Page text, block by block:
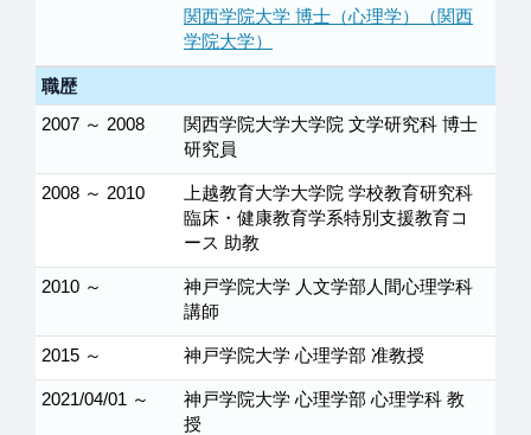
関西学院大学 博士（心理学）（関西
学院大学）
職歴
2007 ～ 2008
関西学院大学大学院 文学研究科 博士
研究員
2008 ～ 2010
上越教育大学大学院 学校教育研究科
臨床・健康教育学系特別支援教育コ
ース 助教
2010 ～
神戸学院大学 人文学部人間心理学科
講師
2015 ～ 神戸学院大学 心理学部 准教授
2021/04/01 ～
神戸学院大学 心理学部 心理学科 教
授